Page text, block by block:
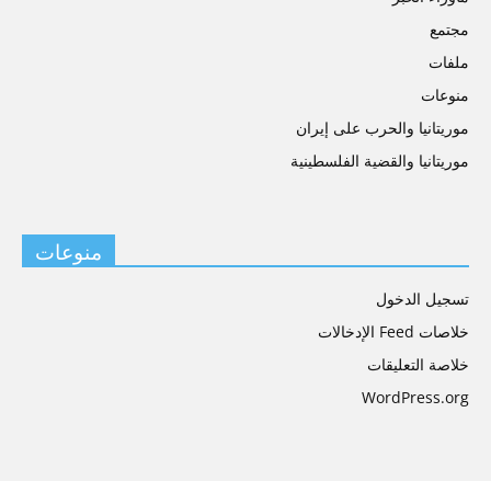
مجتمع
ملفات
منوعات
موريتانيا والحرب على إيران
موريتانيا والقضية الفلسطينية
منوعات
تسجيل الدخول
خلاصات Feed الإدخالات
خلاصة التعليقات
WordPress.org